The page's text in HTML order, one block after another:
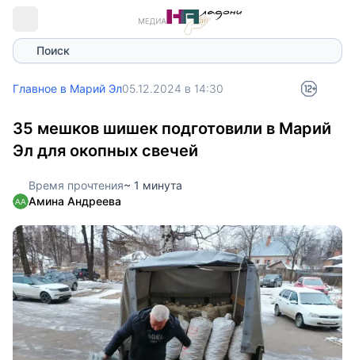
Поиск
Главное в Марий Эл05.12.2024 в 14:30
35 мешков шишек подготовили в Марий
Эл для окопных свечей
Время прочтения~ 1 минута
Амина Андреева